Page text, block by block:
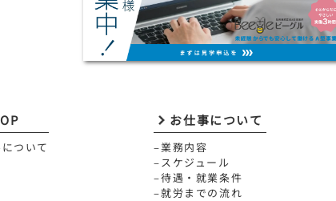
ついて
お仕事について
–業務内容
–スケジュール
–待遇・就業条件
–就労までの流れ